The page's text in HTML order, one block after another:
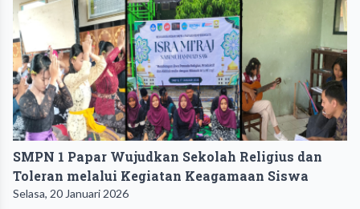
SMPN 1 Papar Wujudkan Sekolah Religius dan
Toleran melalui Kegiatan Keagamaan Siswa
Selasa, 20 Januari 2026